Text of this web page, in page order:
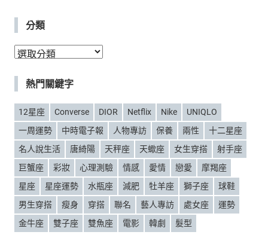
分類
分
熱門關鍵字
12星座 Converse DIOR Netflix Nike
UNIQLO
一周運勢
中時電子報 人物專訪 保養 兩性
十二星座
名人說生活
唐綺陽 天秤座 天蠍座 女生穿搭
射手座
巨蟹座
彩妝 心理測驗 情感 愛情 戀愛
摩羯座
星座
星座運勢 水瓶座 減肥 牡羊座 獅子座
球鞋
男生穿搭
瘦身 穿搭 聯名 藝人專訪 處女座
運勢
金牛座
雙子座 雙魚座 電影 韓劇 髮型